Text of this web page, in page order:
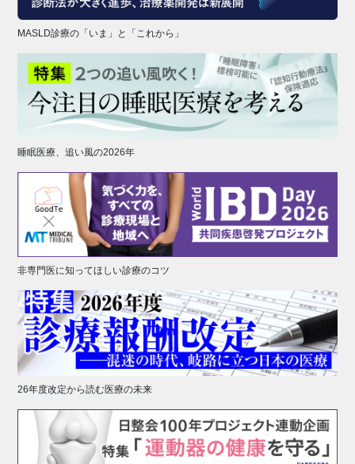
MASLD診療の「いま」と「これから」
睡眠医療、追い風の2026年
非専門医に知ってほしい診療のコツ
26年度改定から読む医療の未来